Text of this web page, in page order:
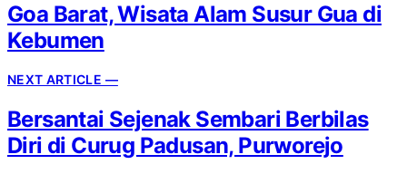
Goa Barat, Wisata Alam Susur Gua di
Kebumen
NEXT ARTICLE —
Bersantai Sejenak Sembari Berbilas
Diri di Curug Padusan, Purworejo